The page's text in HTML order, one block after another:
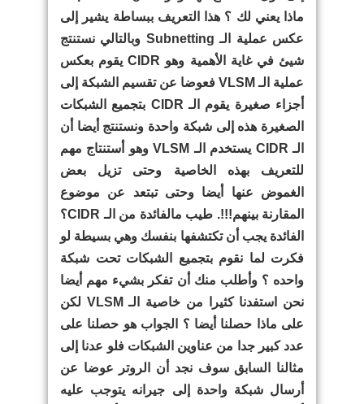
ماذا يعني لك ؟ هذا التعريف ببساطة يشير إلى
عكس عملية الـ Subnetting وبالتالي نستنتج
شيئ في غاية الأهمية وهو CIDR يقوم بعكس
عملية الـ VLSM فعوضا عن تقسيم الشبكة إلى
أجزاء صغيرة يقوم الـ CIDR بتجميع الشبكات
الصغيرة هذه إلى شبكة واحدة ونستنتج أيضا أن
الـ CIDR يستخدم الـ VLSM وهو أستنتاج مهم
للتعريف بهذه الخاصية وحتى تزيل بعض
الغموض عنها أيضا وحتى تبتعد عن موضوع
المقارنة بينهم!!!. طيب مالفائدة من الـ CIDR؟
الفائدة يجب أن تكتشفها بنفسك وهي بسيطة لو
فكرت لما نقوم بتجميع الشبكات تحت شبكة
واحده ؟ وأطلب منك أن تفكر بشيء مهم أيضا
نحن استفدنا كثيرا من خاصية الـ VLSM لكن
على ماذا حصلنا أيضا ؟ الجواب هو حصلنا على
عدد كبير جدا من عناوين الشبكات فلو عدنا إلى
مثالنا السابق سوف نجد أن الروتر عوضا عن
أرسال شبكة واحدة إلى جيرانه يتوجب عليه